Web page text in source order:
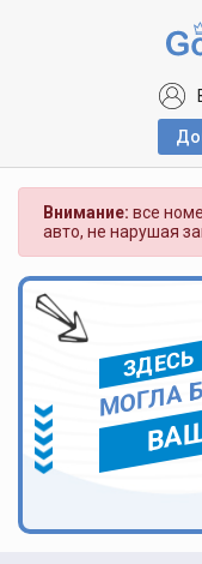
Внимание: все
авто, не нарушая
ЗДЕСЬ
МОГЛА